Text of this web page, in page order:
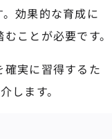
効果的な育成に
ことが必要です。
実に習得するた
します。